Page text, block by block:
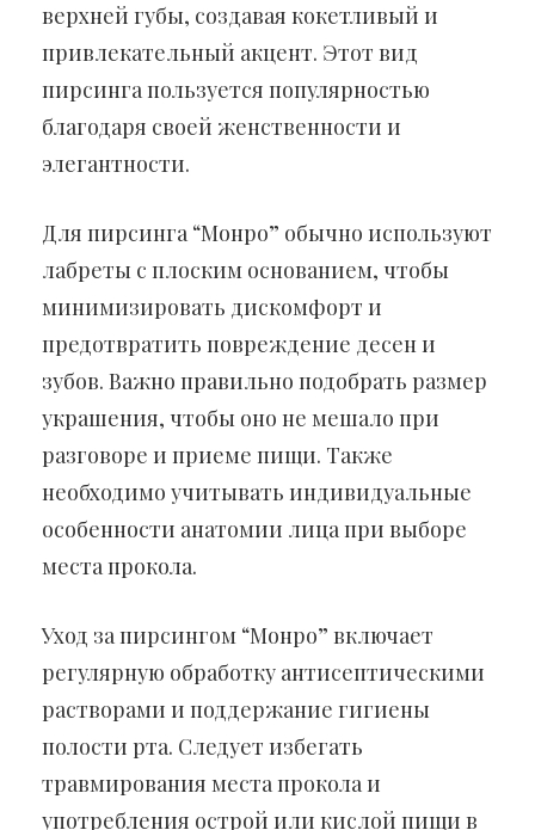
верхней губы, создавая кокетливый и
привлекательный акцент. Этот вид
пирсинга пользуется популярностью
благодаря своей женственности и
элегантности.
Для пирсинга “Монро” обычно используют
лабреты с плоским основанием, чтобы
минимизировать дискомфорт и
предотвратить повреждение десен и
зубов. Важно правильно подобрать размер
украшения, чтобы оно не мешало при
разговоре и приеме пищи. Также
необходимо учитывать индивидуальные
особенности анатомии лица при выборе
места прокола.
Уход за пирсингом “Монро” включает
регулярную обработку антисептическими
растворами и поддержание гигиены
полости рта. Следует избегать
травмирования места прокола и
употребления острой или кислой пищи в